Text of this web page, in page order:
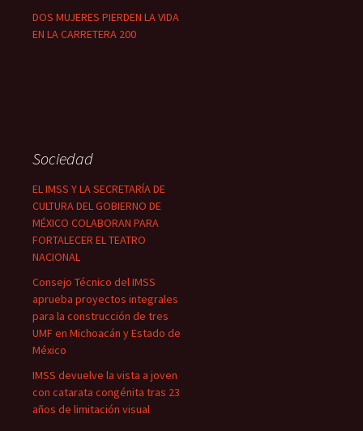
DOS MUJERES PIERDEN LA VIDA
EN LA CARRETERA 200
Sociedad
EL IMSS Y LA SECRETARÍA DE
CULTURA DEL GOBIERNO DE
MÉXICO COLABORAN PARA
FORTALECER EL TEATRO
NACIONAL
Consejo Técnico del IMSS
aprueba proyectos integrales
para la construcción de tres
UMF en Michoacán y Estado de
México
IMSS devuelve la vista a joven
con catarata congénita tras 23
años de limitación visual